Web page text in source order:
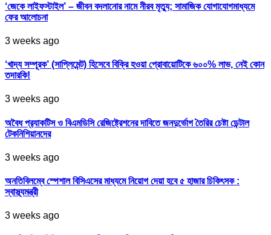
‘জেকে লাইফস্টাইল’ – জীবন বদলানোর নামে নীরব মৃত্যু; সামাজিক যোগাযোগমাধ্যমে
ফের আলোচনা
3 weeks ago
‘খাদ্য সম্পূরক’ (সাপ্লিমেন্ট) হিসেবে বিক্রি হওয়া প্রোবায়োটিকে ৬০০% লাভ, নেই কোন
তদারকি!
3 weeks ago
অবৈধ প্র‍্যাকটিস ও বিএমডিসি রেজিষ্ট্রেশনের দাবিতে জনদুর্ভোগ তৈরির চেষ্টা ডেন্টাল
টেকনিশিয়ানদের
3 weeks ago
অনতিবিলম্বে স্পেশাল বিসিএসের মাধ্যমে নিয়োগ দেয়া হবে ৫ হাজার চিকিৎসক :
স্বাস্থ্যমন্ত্রী
3 weeks ago